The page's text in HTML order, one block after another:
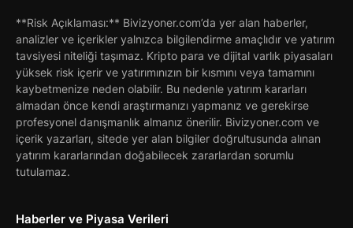
**Risk Açıklaması:** Bivizyoner.com’da yer alan haberler,
analizler ve içerikler yalnızca bilgilendirme amaçlıdır ve yatırım
tavsiyesi niteliği taşımaz. Kripto para ve dijital varlık piyasaları
yüksek risk içerir ve yatırımınızın bir kısmını veya tamamını
kaybetmenize neden olabilir. Bu nedenle yatırım kararları
almadan önce kendi araştırmanızı yapmanız ve gerekirse
profesyonel danışmanlık almanız önerilir. Bivizyoner.com ve
içerik yazarları, sitede yer alan bilgiler doğrultusunda alınan
yatırım kararlarından doğabilecek zararlardan sorumlu
tutulamaz.
Haberler ve Piyasa Verileri